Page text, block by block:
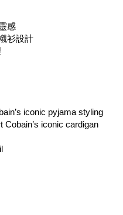
感
衫設計
iconic pyjama styling
Cobain’s iconic cardigan